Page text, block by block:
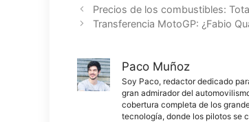
Precios de los combustibles:
Transferencia MotoGP: ¿Fabio
Paco Muñoz
Soy Paco, redactor dedicado
gran admirador del
cobertura completa de los
tecnología, donde los pilotos se